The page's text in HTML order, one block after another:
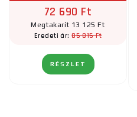
72 690 Ft
Megtakarít 13 125 Ft
Eredeti ár:85 815 Ft
RÉSZLET